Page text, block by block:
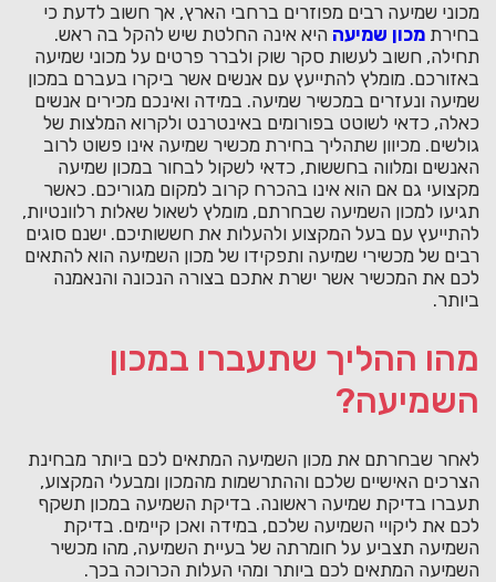
מכוני שמיעה רבים מפוזרים ברחבי הארץ, אך חשוב לדעת כי
בחירת מכון שמיעה היא אינה החלטת שיש להקל בה ראש.
תחילה, חשוב לעשות סקר שוק ולברר פרטים על מכוני שמיעה
באזורכם. מומלץ להתייעץ עם אנשים אשר ביקרו בעברם במכון
שמיעה ונעזרים במכשיר שמיעה. במידה ואינכם מכירים אנשים
כאלה, כדאי לשוטט בפורומים באינטרנט ולקרוא המלצות של
גולשים. מכיוון שתהליך בחירת מכשיר שמיעה אינו פשוט לרוב
האנשים ומלווה בחששות, כדאי לשקול לבחור במכון שמיעה
מקצועי גם אם הוא אינו בהכרח קרוב למקום מגוריכם. כאשר
תגיעו למכון השמיעה שבחרתם, מומלץ לשאול שאלות רלוונטיות,
להתייעץ עם בעל המקצוע ולהעלות את חששותיכם. ישנם סוגים
רבים של מכשירי שמיעה ותפקידו של מכון השמיעה הוא להתאים
לכם את המכשיר אשר ישרת אתכם בצורה הנכונה והנאמנה
ביותר.
מהו ההליך שתעברו במכון
השמיעה?
לאחר שבחרתם את מכון השמיעה המתאים לכם ביותר מבחינת
הצרכים האישיים שלכם וההתרשמות מהמכון ומבעלי המקצוע,
תעברו בדיקת שמיעה ראשונה. בדיקת השמיעה במכון תשקף
לכם את ליקויי השמיעה שלכם, במידה ואכן קיימים. בדיקת
השמיעה תצביע על חומרתה של בעיית השמיעה, מהו מכשיר
השמיעה המתאים לכם ביותר ומהי העלות הכרוכה בכך.